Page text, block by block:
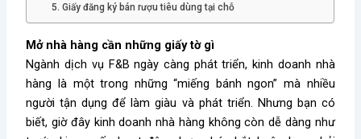
5. Giấy đăng ký bán rượu tiêu dùng tại chỗ
Mở nhà hàng cần những giấy tờ gì
Ngành dịch vụ F&B ngày càng phát triển, kinh doanh nhà
hàng là một trong những “miếng bánh ngon” mà nhiều
người tận dụng để làm giàu và phát triển. Nhưng bạn có
biết, giờ đây kinh doanh nhà hàng không còn dễ dàng như